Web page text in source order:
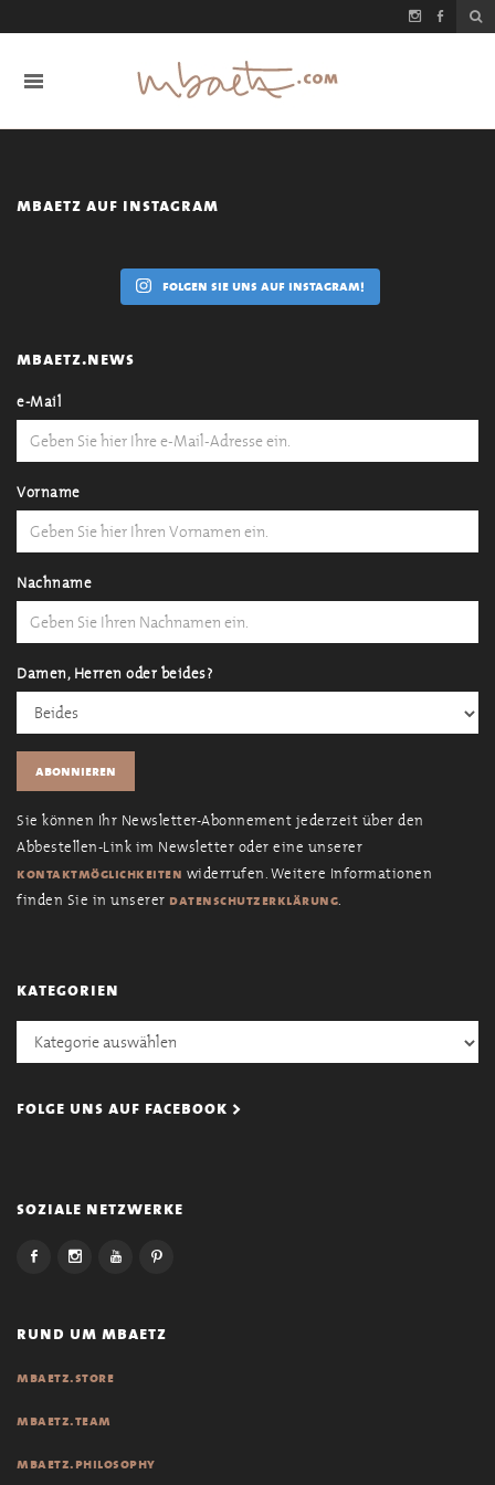
mbaetz auf instagram
folgen sie uns auf instagram!
mbaetz.news
e-Mail
Vorname
Nachname
Damen, Herren oder beides?
Sie können Ihr Newsletter-Abonnement jederzeit über den
Abbestellen-Link im Newsletter oder eine unserer
kontaktmöglichkeiten widerrufen. Weitere Informationen
finden Sie in unserer datenschutzerklärung.
kategorien
Kategorien
folge uns auf facebook >
soziale netzwerke
rund um mbaetz
mbaetz.store
mbaetz.team
mbaetz.philosophy